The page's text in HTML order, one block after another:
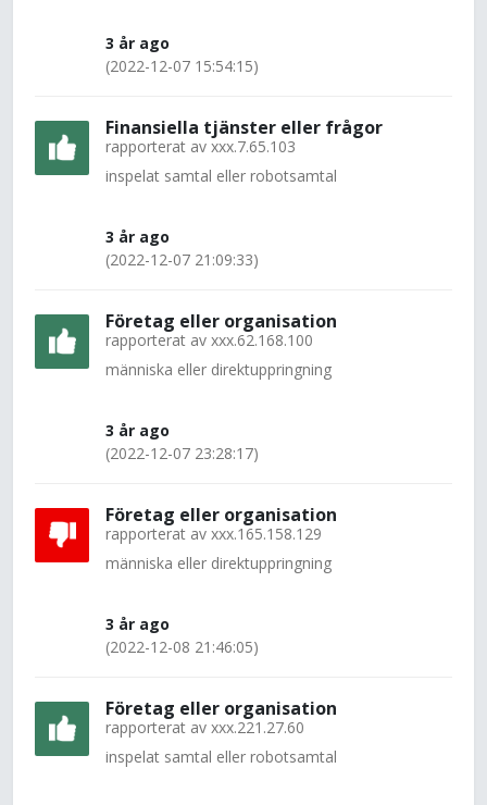
3 år ago
(2022-12-07 15:54:15)
Finansiella tjänster eller frågor
rapporterat av xxx.7.65.103
inspelat samtal eller robotsamtal
3 år ago
(2022-12-07 21:09:33)
Företag eller organisation
rapporterat av xxx.62.168.100
människa eller direktuppringning
3 år ago
(2022-12-07 23:28:17)
Företag eller organisation
rapporterat av xxx.165.158.129
människa eller direktuppringning
3 år ago
(2022-12-08 21:46:05)
Företag eller organisation
rapporterat av xxx.221.27.60
inspelat samtal eller robotsamtal